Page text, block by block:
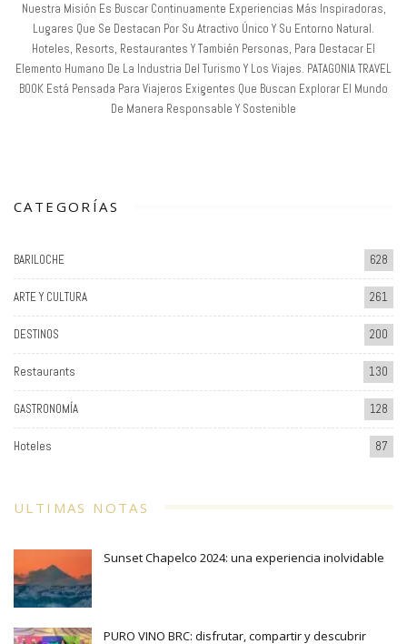
Nuestra Misión Es Buscar Continuamente Experiencias Más Inspiradoras,
Lugares Que Se Destacan Por Su Atractivo Único Y Su Entorno Natural.
Hoteles, Resorts, Restaurantes Y También Personas, Para Destacar El
Elemento Humano De La Industria Del Turismo Y Los Viajes. PATAGONIA TRAVEL
BOOK Está Pensada Para Viajeros Exigentes Que Buscan Explorar El Mundo
De Manera Responsable Y Sostenible
CATEGORÍAS
BARILOCHE 628
ARTE Y CULTURA 261
DESTINOS 200
Restaurants 130
GASTRONOMÍA 128
Hoteles 87
ULTIMAS NOTAS
Sunset Chapelco 2024: una experiencia inolvidable
PURO VINO BRC: disfrutar, compartir y descubrir